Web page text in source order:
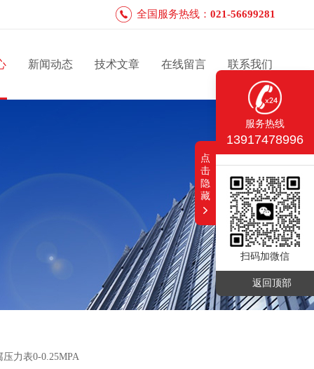
全国服务热线： 021-56699281
新闻动态 技术文章 在线留言 联系我们
压力表0-0.25MPA
服务热线
13917478996
扫码加微信
返回顶部
点
击
隐
藏